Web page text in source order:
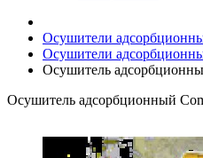
Осушители
Осушители
Осушитель
Осушитель адсорбционный